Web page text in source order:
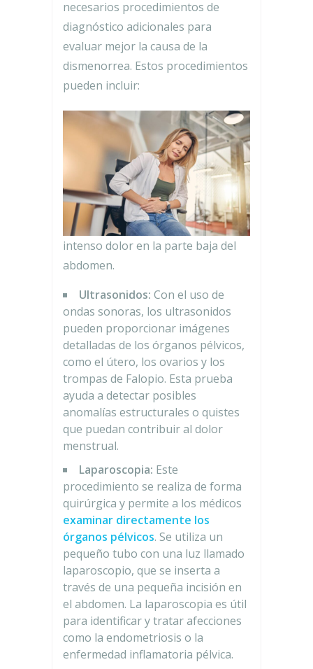
necesarios procedimientos de
diagnóstico adicionales para
evaluar mejor la causa de la
dismenorrea. Estos procedimientos
pueden incluir:
intenso dolor en la parte baja del
abdomen.
Ultrasonidos: Con el uso de
ondas sonoras, los ultrasonidos
pueden proporcionar imágenes
detalladas de los órganos pélvicos,
como el útero, los ovarios y los
trompas de Falopio. Esta prueba
ayuda a detectar posibles
anomalías estructurales o quistes
que puedan contribuir al dolor
menstrual.
Laparoscopia: Este
procedimiento se realiza de forma
quirúrgica y permite a los médicos
examinar directamente los
órganos pélvicos. Se utiliza un
pequeño tubo con una luz llamado
laparoscopio, que se inserta a
través de una pequeña incisión en
el abdomen. La laparoscopia es útil
para identificar y tratar afecciones
como la endometriosis o la
enfermedad inflamatoria pélvica.